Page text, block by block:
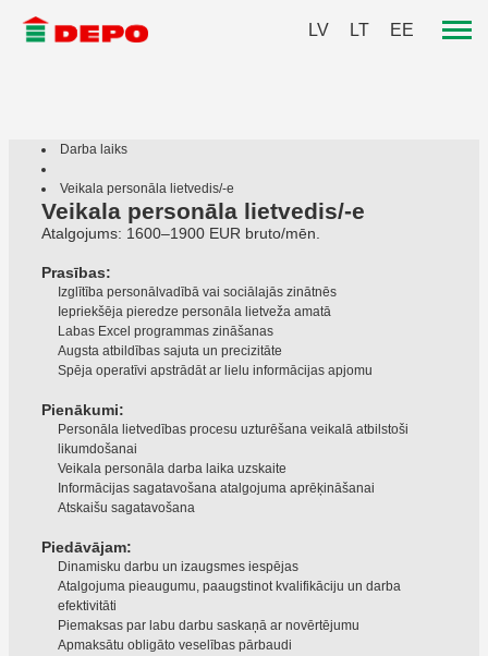
LV LT EE
Darba laiks
Veikala personāla lietvedis/-e
Veikala personāla lietvedis/-e
Atalgojums: 1600–1900 EUR bruto/mēn.
Prasības:
Izglītība personālvadībā vai sociālajās zinātnēs
Iepriekšēja pieredze personāla lietveža amatā
Labas Excel programmas zināšanas
Augsta atbildības sajuta un precizitāte
Spēja operatīvi apstrādāt ar lielu informācijas apjomu
Pienākumi:
Personāla lietvedības procesu uzturēšana veikalā atbilstoši
likumdošanai
Veikala personāla darba laika uzskaite
Informācijas sagatavošana atalgojuma aprēķināšanai
Atskaišu sagatavošana
Piedāvājam:
Dinamisku darbu un izaugsmes iespējas
Atalgojuma pieaugumu, paaugstinot kvalifikāciju un darba
efektivitāti
Piemaksas par labu darbu saskaņā ar novērtējumu
Apmaksātu obligāto veselības pārbaudi